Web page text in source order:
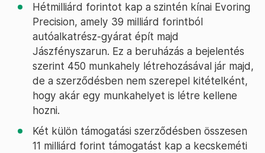
Hétmilliárd forintot kap a szintén kínai Evoring
Precision, amely 39 milliárd forintból
autóalkatrész-gyárat épít majd
Jászfényszarun. Ez a beruházás a bejelentés
szerint 450 munkahely létrehozásával jár majd,
de a szerződésben nem szerepel kitételként,
hogy akár egy munkahelyet is létre kellene
hozni.
Két külön támogatási szerződésben összesen
11 milliárd forint támogatást kap a kecskeméti